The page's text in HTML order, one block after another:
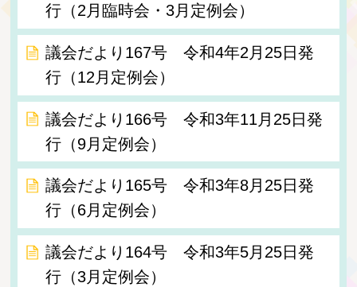
行（2月臨時会・3月定例会）
議会だより167号 令和4年2月25日発
行（12月定例会）
議会だより166号 令和3年11月25日発
行（9月定例会）
議会だより165号 令和3年8月25日発
行（6月定例会）
議会だより164号 令和3年5月25日発
行（3月定例会）